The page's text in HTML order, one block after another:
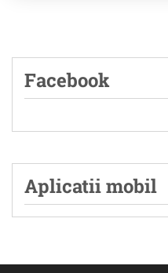
Facebook
Aplicatii mobil